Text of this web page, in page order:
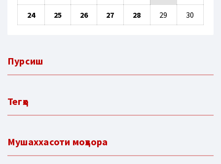
24 25 26 27 28 29 30
Пурсиш
Тегҳо
Мушаххасоти моҳвора